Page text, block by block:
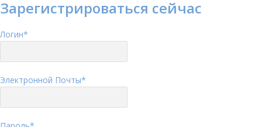
Зарегистрироваться сейчас
Логин*
Электронной Почты*